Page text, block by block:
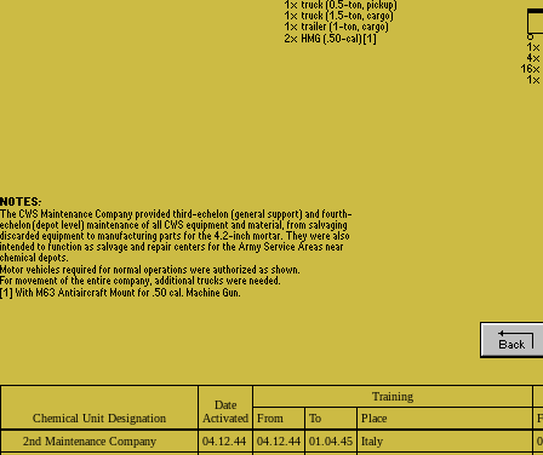
Chemical Unit Designation
Date
Activated
Training
From
To Place
2nd Maintenance Company
04.12.44 04.12.44 01.04.45 Italy